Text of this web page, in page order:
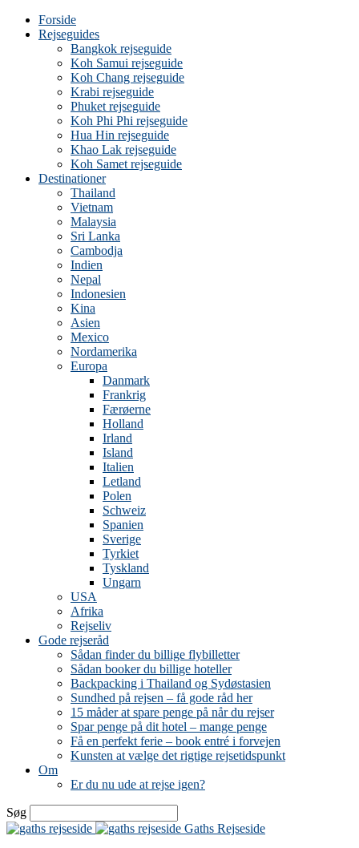
Forside
Rejseguides
Bangkok rejseguide
Koh Samui rejseguide
Koh Chang rejseguide
Krabi rejseguide
Phuket rejseguide
Koh Phi Phi rejseguide
Hua Hin rejseguide
Khao Lak rejseguide
Koh Samet rejseguide
Destinationer
Thailand
Vietnam
Malaysia
Sri Lanka
Cambodja
Indien
Nepal
Indonesien
Kina
Asien
Mexico
Nordamerika
Europa
Danmark
Frankrig
Færøerne
Holland
Irland
Island
Italien
Letland
Polen
Schweiz
Spanien
Sverige
Tyrkiet
Tyskland
Ungarn
USA
Afrika
Rejseliv
Gode rejseråd
Sådan finder du billige flybilletter
Sådan booker du billige hoteller
Backpacking i Thailand og Sydøstasien
Sundhed på rejsen – få gode råd her
15 måder at spare penge på når du rejser
Spar penge på dit hotel – mange penge
Få en perfekt ferie – book entré i forvejen
Kunsten at vælge det rigtige rejsetidspunkt
Om
Er du nu ude at rejse igen?
Søg
Gaths Rejseside